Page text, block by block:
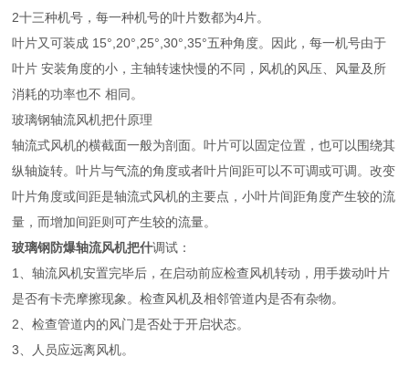
2十三种机号，每一种机号的叶片数都为4片。
叶片又可装成 15°,20°,25°,30°,35°五种角度。因此，每一机号由于
叶片 安装角度的小，主轴转速快慢的不同，风机的风压、风量及所
消耗的功率也不 相同。
玻璃钢轴流风机把什原理
轴流式风机的横截面一般为剖面。叶片可以固定位置，也可以围绕其
纵轴旋转。叶片与气流的角度或者叶片间距可以不可调或可调。改变
叶片角度或间距是轴流式风机的主要点，小叶片间距角度产生较的流
量，而增加间距则可产生较的流量。
玻璃钢防爆轴流风机把什调试：
1、轴流风机安置完毕后，在启动前应检查风机转动，用手拨动叶片
是否有卡壳摩擦现象。检查风机及相邻管道内是否有杂物。
2、检查管道内的风门是否处于开启状态。
3、人员应远离风机。